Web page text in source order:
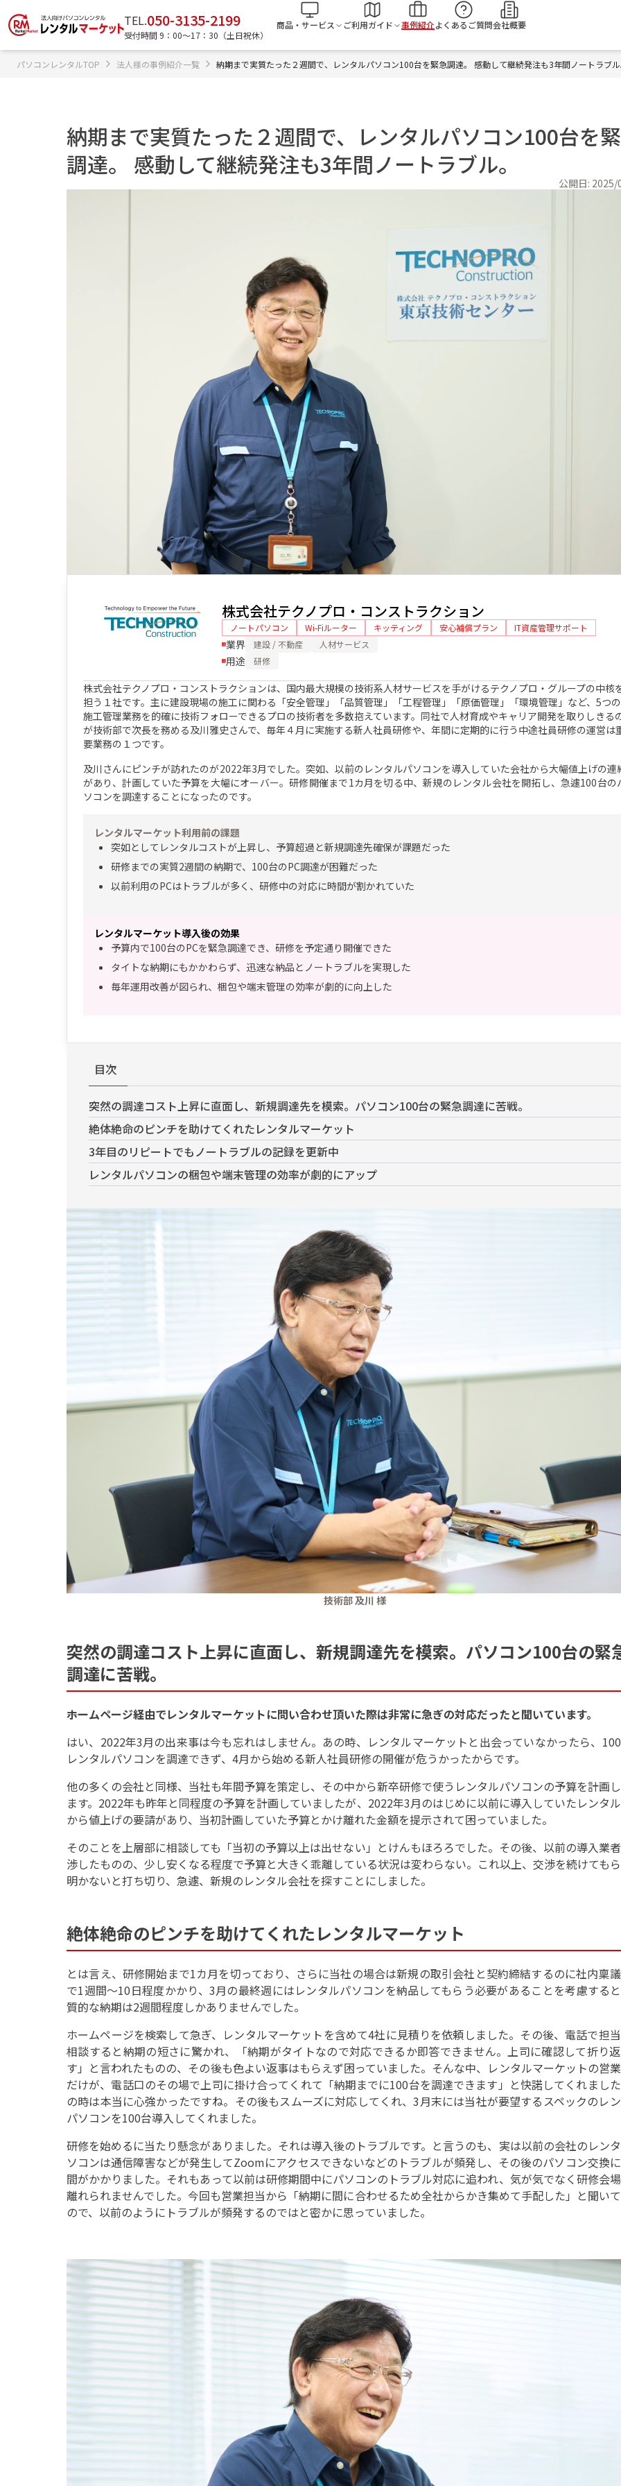
TEL.050-3135-2199
受付時間 9：00〜17：30（土日祝休）
商品・サービス ご利用ガイド 事例紹介よくあるご質問会社概要
パソコンレンタルTOP 法人様の事例紹介⼀覧 納期まで実質たった２週間で、レンタルパソコン100台を緊急調達。 感動して継続発注も3年間ノートラブル
納期まで実質たった２週間で、レンタルパソコン100台を
調達。 感動して継続発注も3年間ノートラブル。
公開日: 2025/
株式会社テクノプロ・コンストラクション
ノートパソコン Wi-Fiルーター キッティング 安心補償プラン IT資産管理サポート
業界 建設 / 不動産 人材サービス
用途 研修
株式会社テクノプロ・コンストラクションは、国内最大規模の技術系人材サービスを手がけるテクノプロ・グループの中核
担う１社です。主に建設現場の施工に関わる「安全管理」「品質管理」「工程管理」「原価管理」「環境管理」など、5つの
施工管理業務を的確に技術フォローできるプロの技術者を多数抱えています。同社で人材育成やキャリア開発を取りしきる
が技術部で次長を務める及川雅史さんで、毎年４月に実施する新人社員研修や、年間に定期的に行う中途社員研修の運営は
要業務の１つです。
及川さんにピンチが訪れたのが2022年3月でした。突如、以前のレンタルパソコンを導入していた会社から大幅値上げの連
があり、計画していた予算を大幅にオーバー。研修開催まで1カ月を切る中、新規のレンタル会社を開拓し、急遽100台の
ソコンを調達することになったのです。
レンタルマーケット利用前の課題
突如としてレンタルコストが上昇し、予算超過と新規調達先確保が課題だった
研修までの実質2週間の納期で、100台のPC調達が困難だった
以前利用のPCはトラブルが多く、研修中の対応に時間が割かれていた
レンタルマーケット導入後の効果
予算内で100台のPCを緊急調達でき、研修を予定通り開催できた
タイトな納期にもかかわらず、迅速な納品とノートラブルを実現した
毎年運用改善が図られ、梱包や端末管理の効率が劇的に向上した
目次
突然の調達コスト上昇に直面し、新規調達先を模索。パソコン100台の緊急調達に苦戦。
絶体絶命のピンチを助けてくれたレンタルマーケット
3年目のリピートでもノートラブルの記録を更新中
レンタルパソコンの梱包や端末管理の効率が劇的にアップ
技術部 及川 様
突然の調達コスト上昇に直面し、新規調達先を模索。パソコン100台の緊
調達に苦戦。
――ホームページ経由でレンタルマーケットに問い合わせ頂いた際は非常に急ぎの対応だったと聞いています。
はい、2022年3月の出来事は今も忘れはしません。あの時、レンタルマーケットと出会っていなかったら、
レンタルパソコンを調達できず、4月から始める新人社員研修の開催が危うかったからです。
他の多くの会社と同様、当社も年間予算を策定し、その中から新卒研修で使うレンタルパソコンの予算を計画
ます。2022年も昨年と同程度の予算を計画していましたが、2022年3月のはじめに以前に導入していたレンタ
から値上げの要請があり、当初計画していた予算とかけ離れた金額を提示されて困っていました。
そのことを上層部に相談しても「当初の予算以上は出せない」とけんもほろろでした。その後、以前の導入業
渉したものの、少し安くなる程度で予算と大きく乖離している状況は変わらない。これ以上、交渉を続けても
明かないと打ち切り、急遽、新規のレンタル会社を探すことにしました。
絶体絶命のピンチを助けてくれたレンタルマーケット
とは言え、研修開始まで1カ月を切っており、さらに当社の場合は新規の取引会社と契約締結するのに社内稟
で1週間～10日程度かかり、3月の最終週にはレンタルパソコンを納品してもらう必要があることを考慮する
質的な納期は2週間程度しかありませんでした。
ホームページを検索して急ぎ、レンタルマーケットを含めて4社に見積りを依頼しました。その後、電話で担
相談すると納期の短さに驚かれ、「納期がタイトなので対応できるか即答できません。上司に確認して折り
す」と言われたものの、その後も色よい返事はもらえず困っていました。そんな中、レンタルマーケットの営
だけが、電話口のその場で上司に掛け合ってくれて「納期までに100台を調達できます」と快諾してくれまし
の時は本当に心強かったですね。その後もスムーズに対応してくれ、3月末には当社が要望するスペックのレ
パソコンを100台導入してくれました。
研修を始めるに当たり懸念がありました。それは導入後のトラブルです。と言うのも、実は以前の会社のレン
ソコンは通信障害などが発生してZoomにアクセスできないなどのトラブルが頻発し、その後のパソコン交換
間がかかりました。それもあって以前は研修期間中にパソコンのトラブル対応に追われ、気が気でなく研修会
離れられませんでした。今回も営業担当から「納期に間に合わせるため全社からかき集めて手配した」と聞い
ので、以前のようにトラブルが頻発するのではと密かに思っていました。